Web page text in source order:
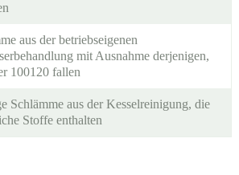
aus der betriebseigenen
mit Ausnahme derjenigen,
100120 fallen
Schlämme aus der Kesselreinigung, die
Stoffe enthalten